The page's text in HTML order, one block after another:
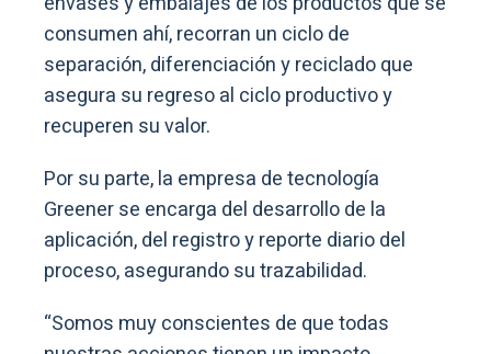
consumen ahí, recorran un ciclo de
separación, diferenciación y reciclado que
asegura su regreso al ciclo productivo y
recuperen su valor.
Por su parte, la empresa de tecnología
Greener se encarga del desarrollo de la
aplicación, del registro y reporte diario del
proceso, asegurando su trazabilidad.
“Somos muy conscientes de que todas